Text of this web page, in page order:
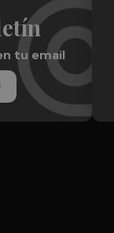
tu email